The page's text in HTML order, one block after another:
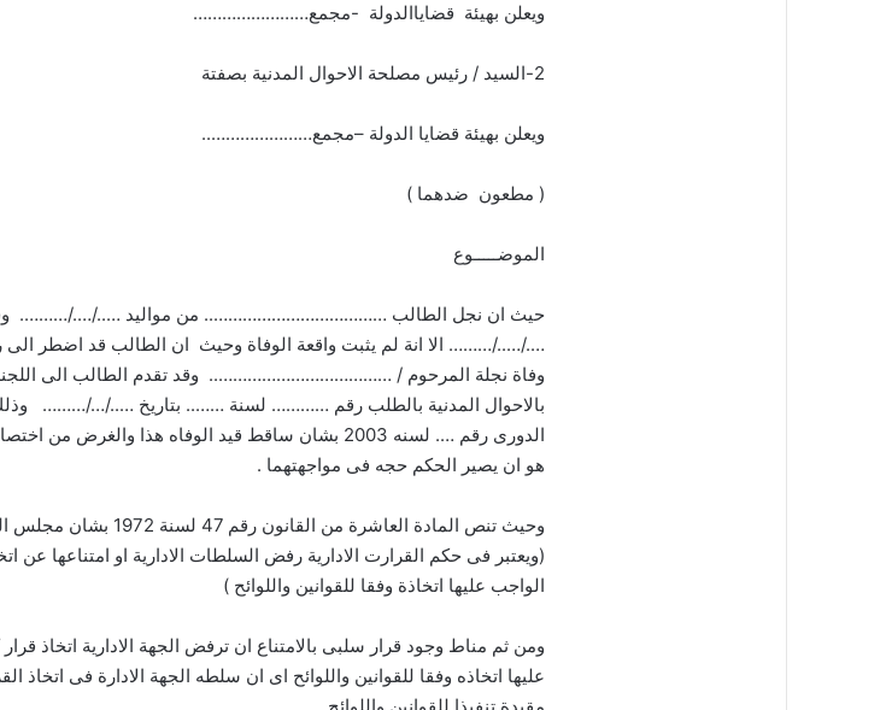
ويعلن بهيئة قضاياالدولة -مجمع……………………
2-السيد / رئيس مصلحة الاحوال المدنية بصفتة
ويعلن بهيئة قضايا الدولة –مجمع…………………..
( مطعون ضدهما )
الموضـــــوع
حيث ان نجل الطالب ……………………………….. من مواليد …../…./………. وقد
…./…../……… الا انة لم يثبت واقعة الوفاة وحيث ان الطالب قد اضطر الى
وفاة نجلة المرحوم / ……………………………….. وقد تقدم الطالب الى اللجنة
بالاحوال المدنية بالطلب رقم ………… لسنة …….. بتاريخ …../…/……… وذلك
الدورى رقم …. لسنه 2003 بشان ساقط قيد الوفاه هذا والغرض من
هو ان يصير الحكم حجه فى مواجهتهما .
وحيث تنص المادة العاشرة من القانون
(ويعتبر فى حكم القرارت الادارية رفض السلطات الادارية او امتناعها عن
الواجب عليها اتخاذة وفقا للقوانين واللوائح )
ومن ثم مناط وجود قرار سلبى بالامتناع ان ترفض الجهة الادارية اتخاذ
عليها اتخاذه وفقا للقوانين واللوائح اى ان سلطه الجهة الادارة فى اتخاذ